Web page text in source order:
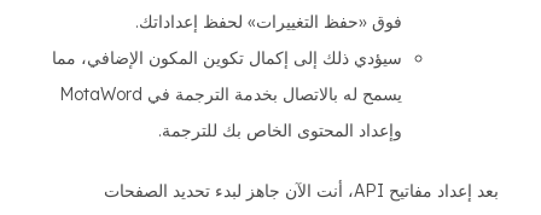
فوق «حفظ التغييرات» لحفظ إعداداتك.
سيؤدي ذلك إلى إكمال تكوين المكون الإضافي، مما
يسمح له بالاتصال بخدمة الترجمة في MotaWord
وإعداد المحتوى الخاص بك للترجمة.
بعد إعداد مفاتيح API، أنت الآن جاهز لبدء تحديد الصفحات